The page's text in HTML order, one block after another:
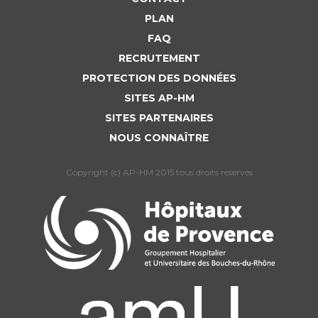
PLAN
FAQ
RECRUTEMENT
PROTECTION DES DONNÉES
SITES AP-HM
SITES PARTENAIRES
NOUS CONNAÎTRE
Copyright (c) AP-HM 2015 tous droits reservés